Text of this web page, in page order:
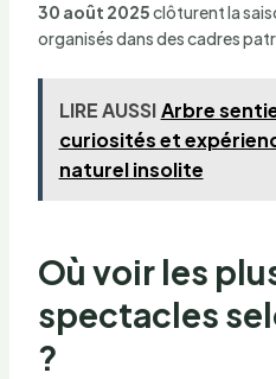
30 août 2025clôturent la
organisés dans des cadres
LIRE AUSSI Arbre
curiosités et
naturel insolite
Où voir les
spectacles
?